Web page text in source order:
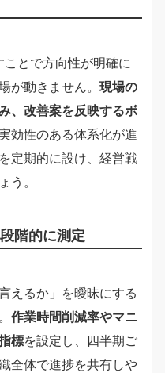
とで方向性が明確に
が動きません。 現場の
、改善案を反映するボ
効性のある体系化が進
定期的に設け、経営戦
う。
階的に測定
えるか」を曖昧にする
作業時間削減率やマニ
標を設定し、四半期ご
全体で進捗を共有しや